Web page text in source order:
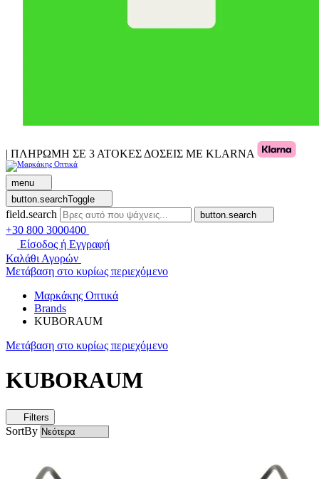
| ΠΛΗΡΩΜΗ ΣΕ 3 ΑΤΟΚΕΣ ΔΟΣΕΙΣ ΜΕ KLARNA
menu
button.searchToggle
field.search button.search
+30 800 3000400
Είσοδος ή Εγγραφή
Καλάθι Αγορών
Μετάβαση στο κυρίως περιεχόμενο
Μαρκάκης Οπτικά
Brands
KUBORAUM
Μετάβαση στο κυρίως περιεχόμενο
KUBORAUM
Filters
SortBy